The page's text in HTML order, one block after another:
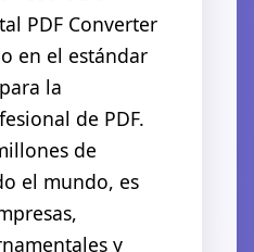
PDF Converter
en el estándar
la
de PDF.
de
el mundo, es
y